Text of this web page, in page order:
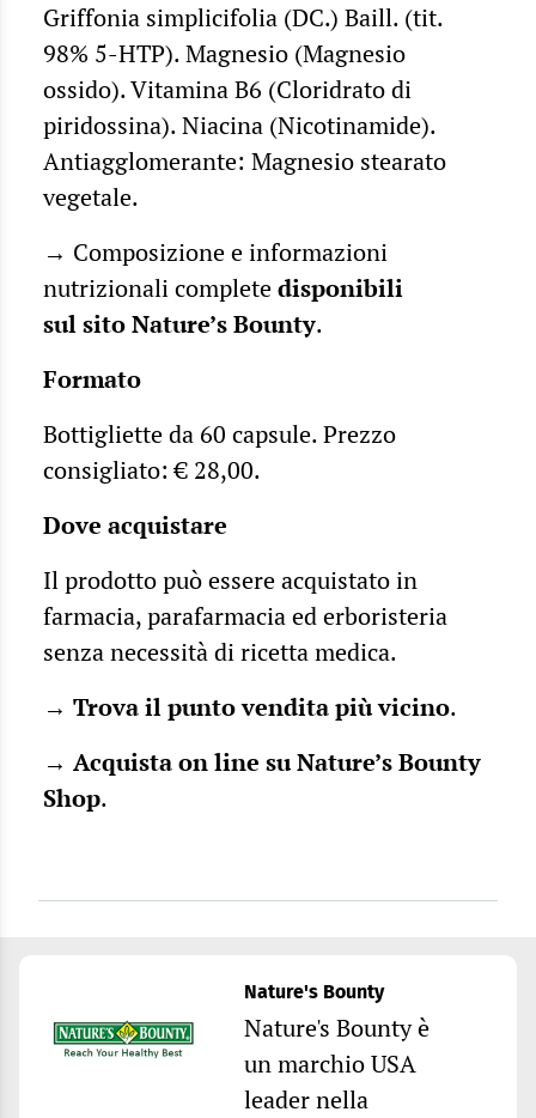
Griffonia simplicifolia (DC.) Baill. (tit.
98% 5-HTP). Magnesio (Magnesio
ossido). Vitamina B6 (Cloridrato di
piridossina). Niacina (Nicotinamide).
Antiagglomerante: Magnesio stearato
vegetale.
→ Composizione e informazioni
nutrizionali completedisponibili
sulsito Nature’s Bounty.
Formato
Bottigliette da 60 capsule. Prezzo
consigliato: € 28,00.
Dove acquistare
Il prodotto può essere acquistato in
farmacia, parafarmacia ed erboristeria
senza necessità di ricetta medica.
→ Trova il punto vendita più vicino.
→ Acquista on line su Nature’s Bounty
Shop.
Nature's Bounty
Nature's Bounty è
un marchio USA
leader nella